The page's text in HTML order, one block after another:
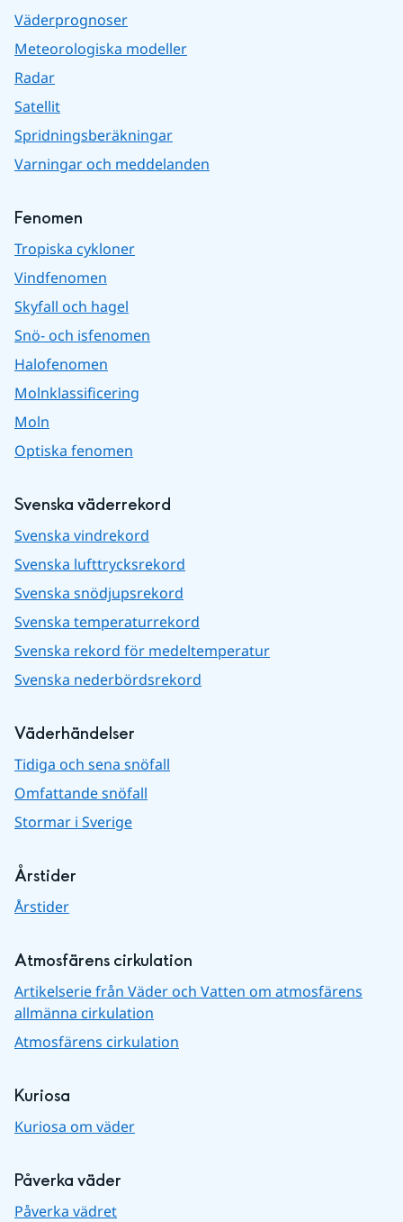
Väderprognoser
Meteorologiska modeller
Radar
Satellit
Spridningsberäkningar
Varningar och meddelanden
Fenomen
Tropiska cykloner
Vindfenomen
Skyfall och hagel
Snö- och isfenomen
Halofenomen
Molnklassificering
Moln
Optiska fenomen
Svenska väderrekord
Svenska vindrekord
Svenska lufttrycksrekord
Svenska snödjupsrekord
Svenska temperaturrekord
Svenska rekord för medeltemperatur
Svenska nederbördsrekord
Väderhändelser
Tidiga och sena snöfall
Omfattande snöfall
Stormar i Sverige
Årstider
Årstider
Atmosfärens cirkulation
Artikelserie från Väder och Vatten om atmosfärens
allmänna cirkulation
Atmosfärens cirkulation
Kuriosa
Kuriosa om väder
Påverka väder
Påverka vädret